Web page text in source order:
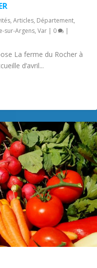
,Articles, Département,
sur-Argens,Var | 0 |
La ferme du Rocher à
d’avril...